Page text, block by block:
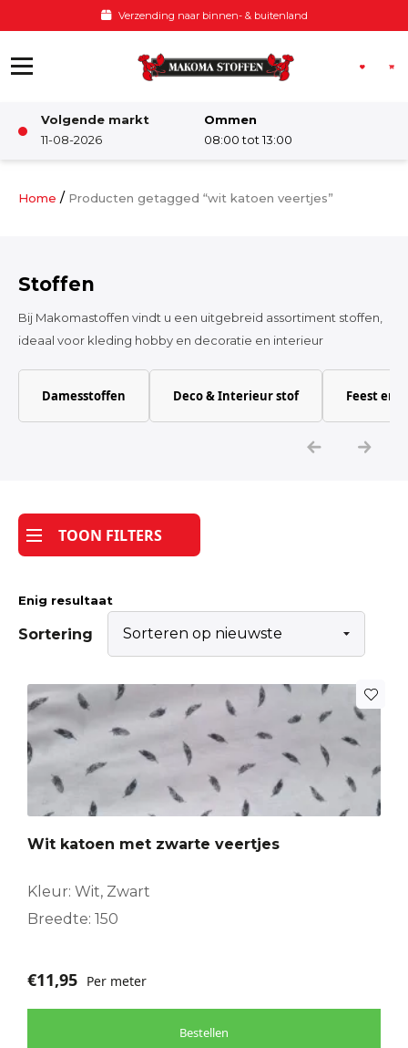
Verzending naar binnen- & buitenland
Volgende markt
11-08-2026
Ommen
08:00 tot 13:00
Damesstoffen
Katoen
Tijdpakker stof
Home / Producten getagged “wit katoen veertjes”
Stoffen
Bij Makomastoffen vindt u een uitgebreid assortiment stoffen,
ideaal voor kleding hobby en decoratie en interieur
Damesstoffen Deco & Interieur stof Feest en
TOON FILTERS
Enig resultaat
Sortering
Wit katoen met zwarte veertjes
Kleur: Wit, Zwart
Breedte: 150
€11,95 Per meter
Bestellen